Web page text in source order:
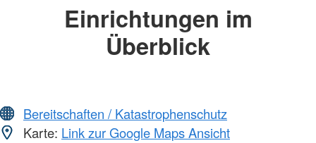
Einrichtungen im
Überblick
Bereitschaften / Katastrophenschutz
Karte: Link zur Google Maps Ansicht